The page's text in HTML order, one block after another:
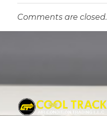
Comments are closed.